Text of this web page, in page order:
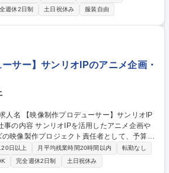
クションリーダーとの連携 ・ゲームレビュー
決策を実行する ・音声収録の取り回しやクオ
ームプレイを統合した進行表の作成、管理 ・
スクリプト設定 募集職種 【株式会
リオライター（ソニックシリーズ）_No.2790
週休2日制 土日祝休み 服装自由
ーサー】サンリオIPのアニメ企画・
映像製作プロジェクト責任者として、予算・
。クリエイティブ監修からクオリティ担保まで
成、予算・スケジュー
ード ■企画段階でのコンセプト設計、リサー
日以上 月平均残業時間20時間以内
転勤なし
完全週休2日制 土日祝休み